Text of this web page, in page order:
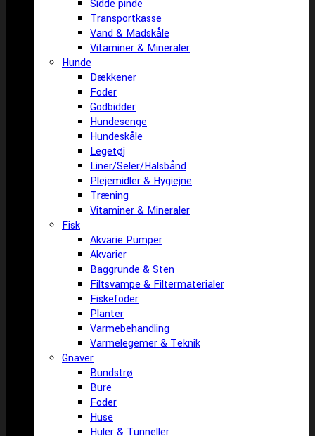
Sidde pinde
Transportkasse
Vand & Madskåle
Vitaminer & Mineraler
Hunde
Dækkener
Foder
Godbidder
Hundesenge
Hundeskåle
Legetøj
Liner/Seler/Halsbånd
Plejemidler & Hygiejne
Træning
Vitaminer & Mineraler
Fisk
Akvarie Pumper
Akvarier
Baggrunde & Sten
Filtsvampe & Filtermaterialer
Fiskefoder
Planter
Varmebehandling
Varmelegemer & Teknik
Gnaver
Bundstrø
Bure
Foder
Huse
Huler & Tunneller